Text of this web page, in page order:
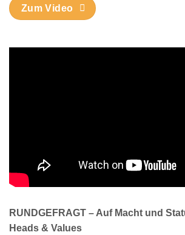
Zum Video
RUNDGEFRAGT – Auf Macht und
Heads & Values